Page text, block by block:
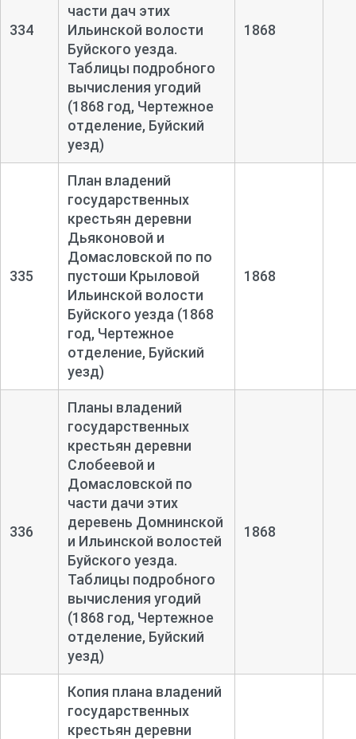
334
части дач этих
Ильинской волости
Буйского уезда.
Таблицы подробного
вычисления угодий
(1868 год, Чертежное
отделение, Буйский
уезд)
1868
335
План владений
государственных
крестьян деревни
Дьяконовой и
Домасловской по по
пустоши Крыловой
Ильинской волости
Буйского уезда (1868
год, Чертежное
отделение, Буйский
уезд)
1868
336
Планы владений
государственных
крестьян деревни
Слобеевой и
Домасловской по
части дачи этих
деревень Домнинской
и Ильинской волостей
Буйского уезда.
Таблицы подробного
вычисления угодий
(1868 год, Чертежное
отделение, Буйский
уезд)
1868
Копия плана владений
государственных
крестьян деревни